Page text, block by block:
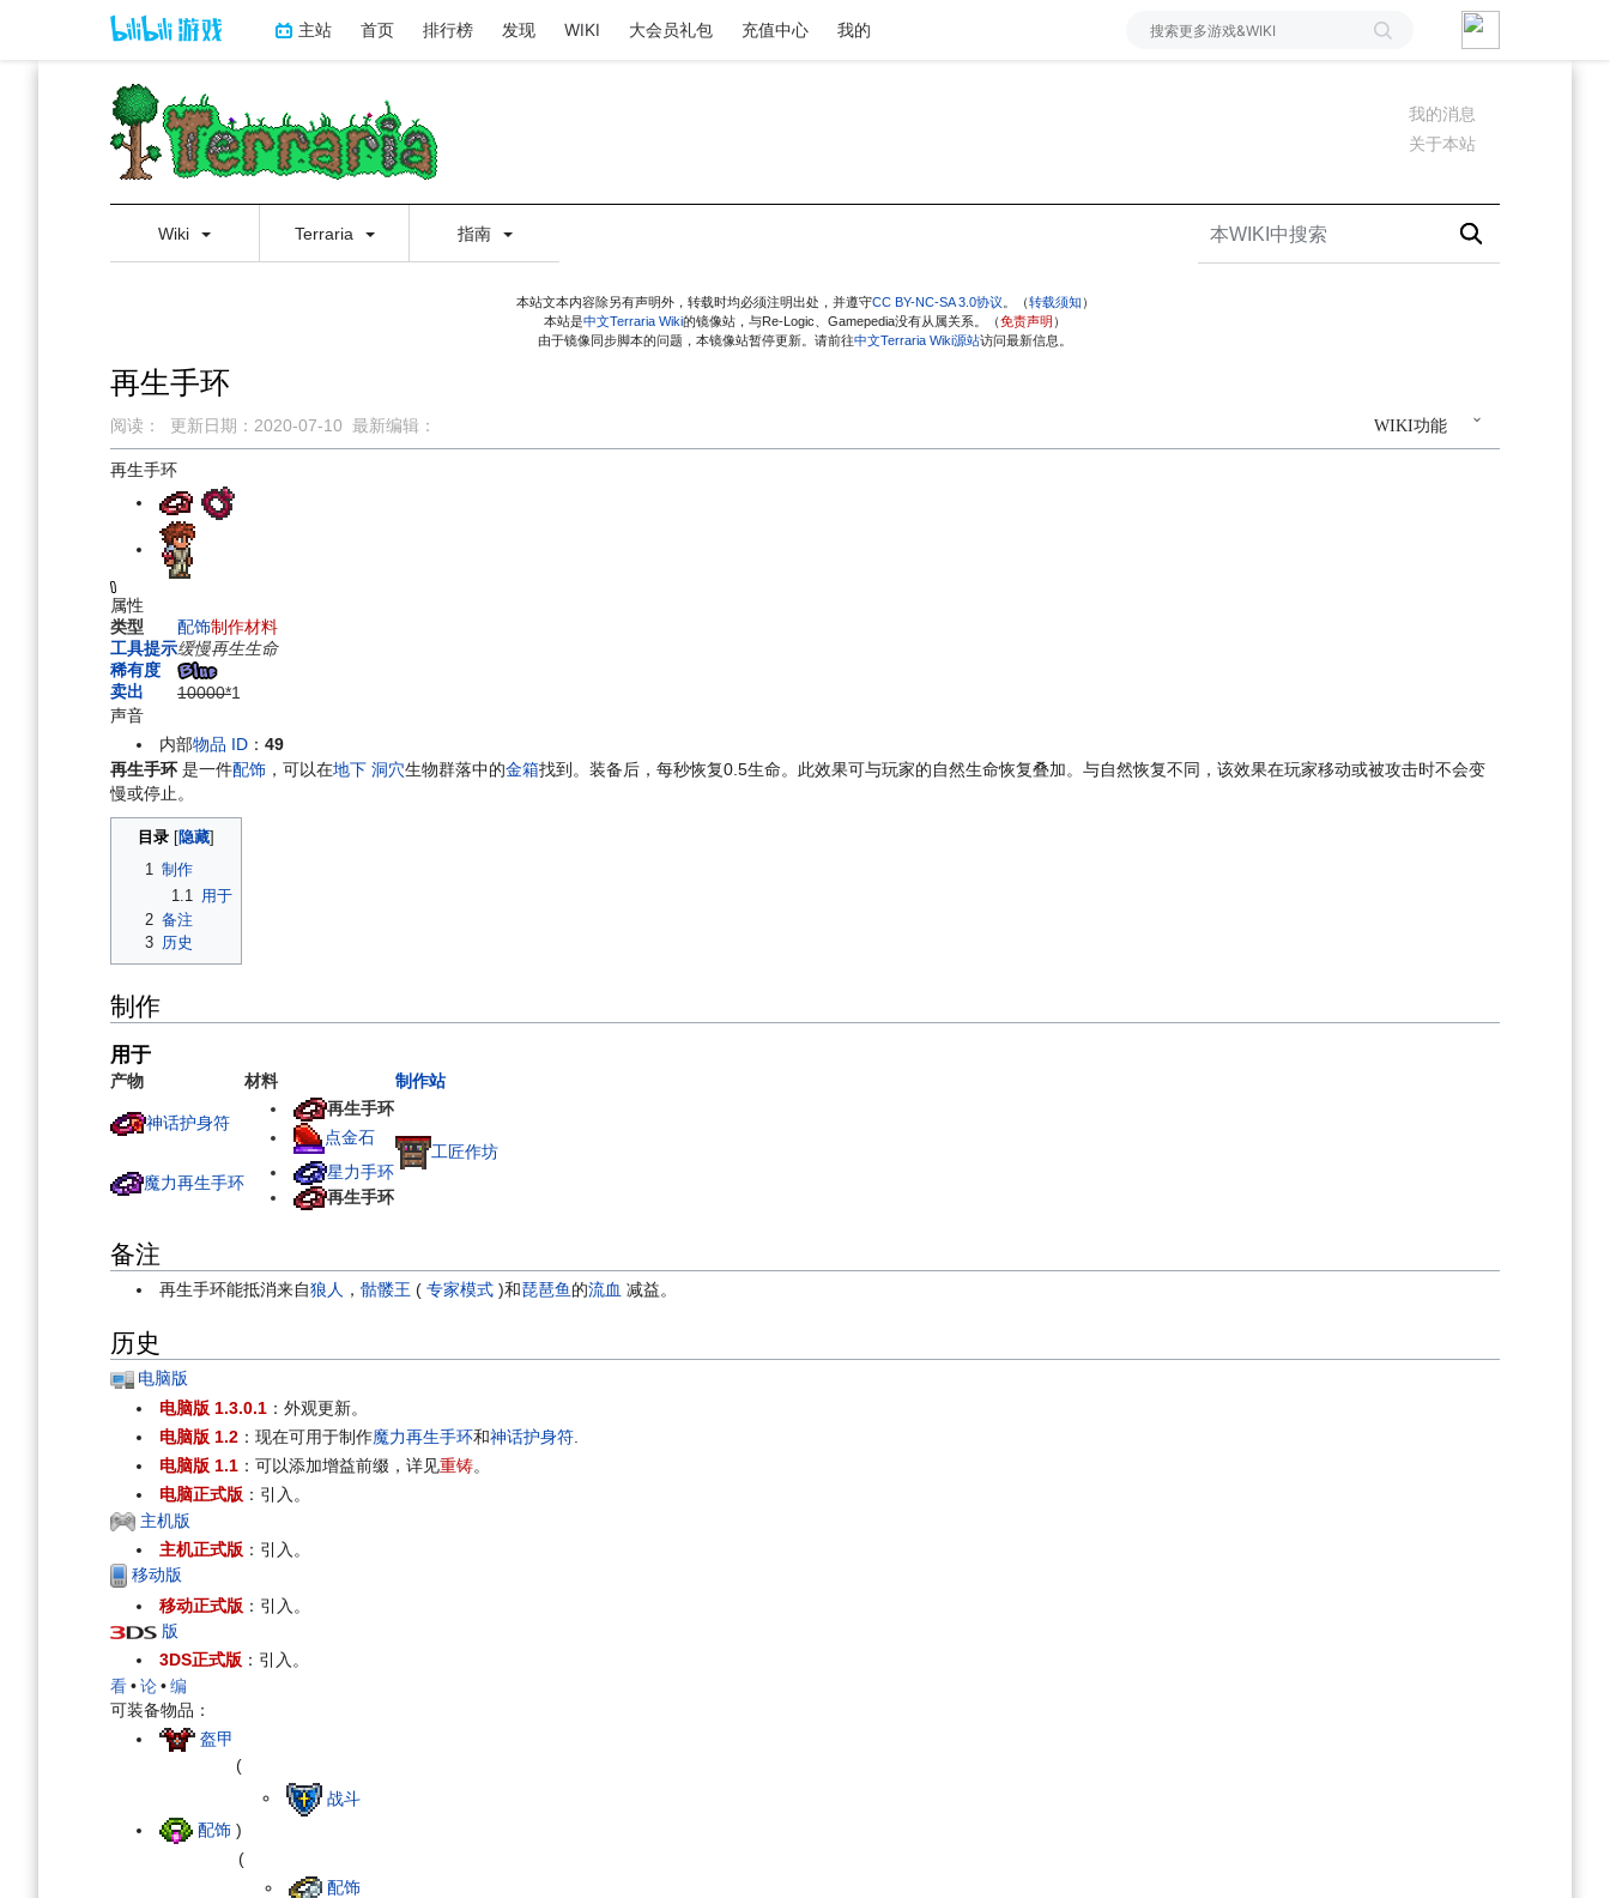
主站 首页 排行榜 发现 WIKI 大会员礼包 充值中心 我的
我的消息
关于本站
Wiki Terraria 指南
本站文本内容除另有声明外，转载时均必须注明出处，并遵守CC BY-NC-SA 3.0协议 。（转载须知 ）
本站是中文Terraria Wiki的镜像站，与Re-Logic、Gamepedia没有从属关系。（免责声明 ）
由于镜像同步脚本的问题，本镜像站暂停更新。请前往中文Terraria Wiki源站访问最新信息。
再生手环
WIKI功能
阅读： 更新日期： 2020-07-10 最新编辑：
跳
跳
再生手环
属性
类型
配饰制作材料
工具提示缓慢再生生命
稀有度
卖出
10000*1
声音
内部物品 ID ：49
再生手环是一件配饰 ，可以在地下 洞穴生物群落中的金箱找到。装备后，每秒恢复0.5生命。此效果可与玩家的自然生命恢复叠加。与自然恢复不同，该效果在玩家移动或被攻击时不会变
慢或停止。
目录
1 制作
1.1 用于
2 备注
3 历史
制作
用于
产物 材料 制作站
神话护身符
再生手环
点金石
工匠作坊
魔力再生手环
星力手环
再生手环
备注
再生手环能抵消来自狼人 ，骷髅王 (专家模式 )和琵琶鱼的流血 减益。
历史
电脑版
电脑版 1.3.0.1 ：外观更新。
电脑版 1.2 ：现在可用于制作魔力再生手环和神话护身符
电脑版 1.1 ：可以添加增益前缀，详见重铸。
电脑正式版 ：引入。
主机版
主机正式版 ：引入。
移动版
移动正式版 ：引入。
版
3DS正式版 ：引入。
看•论•编
可装备物品：
盔甲
配饰
(
战斗
)
(
配饰